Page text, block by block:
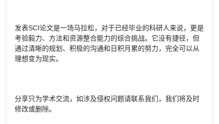
发表SCI论文是一场马拉松，对于已经毕业的科研人来说，更是
考验毅力、方法和资源整合能力的综合挑战。它没有捷径，但
通过清晰的规划、积极的沟通和日积月累的努力，完全可以从
理想变为现实。
分享只为学术交流，如涉及侵权问题请联系我们，我们将及时
修改或删除。